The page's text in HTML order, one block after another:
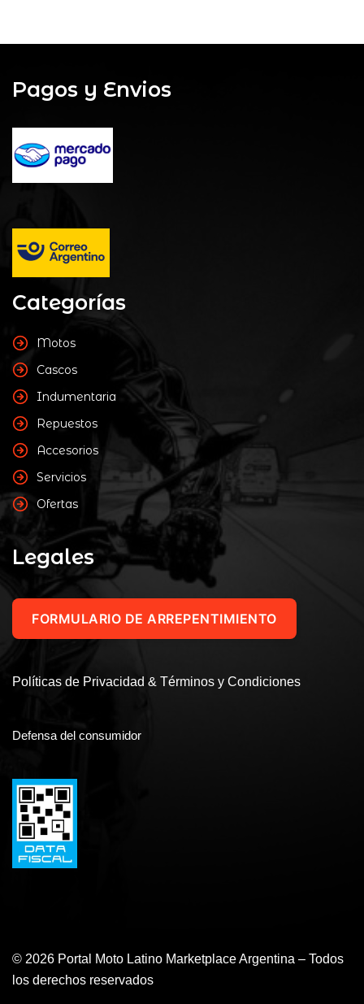
Pagos y Envios
Categorías
Motos
Cascos
Indumentaria
Repuestos
Accesorios
Servicios
Ofertas
Legales
FORMULARIO DE ARREPENTIMIENTO
Políticas de Privacidad & Términos y Condiciones
Defensa del consumidor
© 2026 Portal Moto Latino Marketplace Argentina – Todos
los derechos reservados